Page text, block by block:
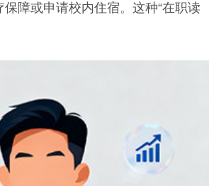
障或申请校内住宿。这种“在职读